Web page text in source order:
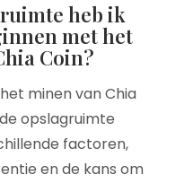
heb ik
met het
Coin?
minen van Chia
opslagruimte
factoren,
en de kans om